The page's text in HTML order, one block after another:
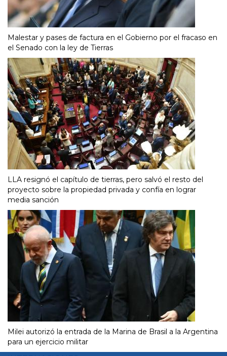
Malestar y pases de factura en el Gobierno por el fracaso en
el Senado con la ley de Tierras
LLA resignó el capítulo de tierras, pero salvó el resto del
proyecto sobre la propiedad privada y confía en lograr
media sanción
Milei autorizó la entrada de la Marina de Brasil a la Argentina
para un ejercicio militar